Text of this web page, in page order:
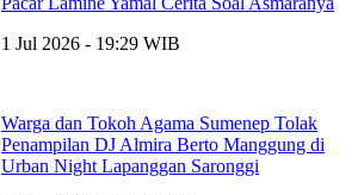
1 Jul 2026 - 19:29 WIB
Warga dan Tokoh Agama Sumenep Tolak
Penampilan DJ Almira Berto Manggung di
Urban Night Lapanggan Saronggi